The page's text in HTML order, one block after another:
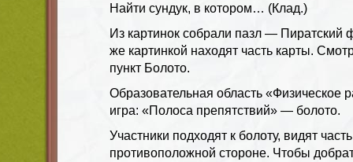
Найти сундук, в котором… (Клад.)
Из картинок собрали пазл — Пиратский
же картинкой находят часть карты.
пункт Болото.
Образовательная область «Физическое
игра: «Полоса препятствий» — болото.
Участники подходят к болоту, видят
противоположной стороне. Чтобы